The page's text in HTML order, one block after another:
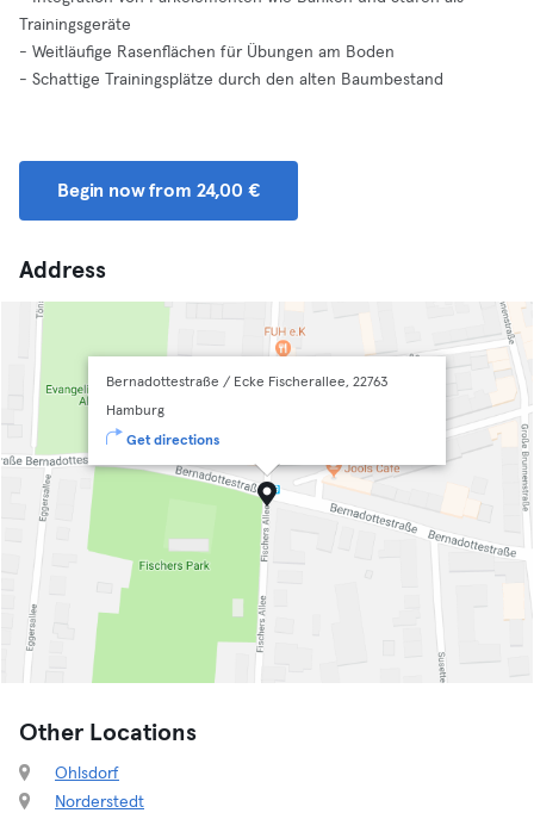
Trainingsgeräte
- Weitläufige Rasenflächen für Übungen am Boden
- Schattige Trainingsplätze durch den alten Baumbestand
Begin now from 24,00 €
Address
Bernadottestraße / Ecke Fischerallee, 22763
Hamburg
Get directions
Other Locations
Ohlsdorf
Norderstedt